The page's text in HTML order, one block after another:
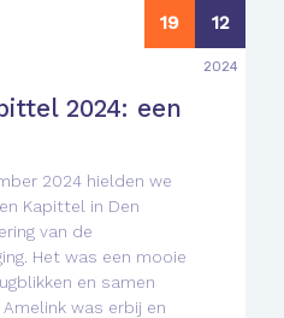
19 12
2024
2024: een
2024 hielden we
Kapittel in Den
van de
Het was een mooie
en samen
was erbij en